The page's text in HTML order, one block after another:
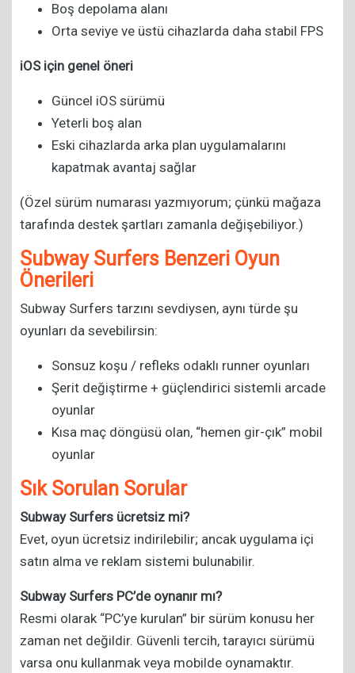
Boş depolama alanı
Orta seviye ve üstü cihazlarda daha stabil FPS
iOS için genel öneri
Güncel iOS sürümü
Yeterli boş alan
Eski cihazlarda arka plan uygulamalarını
kapatmak avantaj sağlar
(Özel sürüm numarası yazmıyorum; çünkü mağaza
tarafında destek şartları zamanla değişebiliyor.)
Subway Surfers Benzeri Oyun
Önerileri
Subway Surfers tarzını sevdiysen, aynı türde şu
oyunları da sevebilirsin:
Sonsuz koşu / refleks odaklı runner oyunları
Şerit değiştirme + güçlendirici sistemli arcade
oyunlar
Kısa maç döngüsü olan, “hemen gir-çık” mobil
oyunlar
Sık Sorulan Sorular
Subway Surfers ücretsiz mi?
Evet, oyun ücretsiz indirilebilir; ancak uygulama içi
satın alma ve reklam sistemi bulunabilir.
Subway Surfers PC’de oynanır mı?
Resmi olarak “PC’ye kurulan” bir sürüm konusu her
zaman net değildir. Güvenli tercih, tarayıcı sürümü
varsa onu kullanmak veya mobilde oynamaktır.